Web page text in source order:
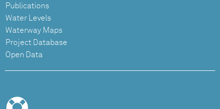
Publications
Water Levels
Waterway Maps
Project Database
Open Data